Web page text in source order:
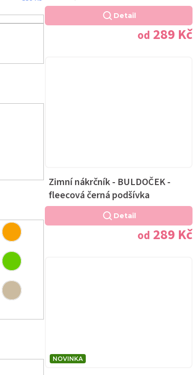
od 289 Kč
Detail
Zimní nákrčník - BULDOČEK -
fleecová černá podšívka
od 289 Kč
Detail
NOVINKA